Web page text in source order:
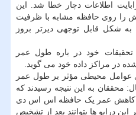
بعد از نوشتن ۹۰۰ ترابایت اطلاعات دچار خطا شد. این
را روی حافظه مشابه با ظرفیت
به شکل قابل توجهی دیرتر بروز
خود در باره طول عمر
در مراکز داده خود می گوید.
عوامل محیطی مؤثر بر طول عمر
محققان به این نتیجه رسیدند که
کاهش عمر یک حافظه اس اس دی
درایو ها بتوانند بعد از تشخیص